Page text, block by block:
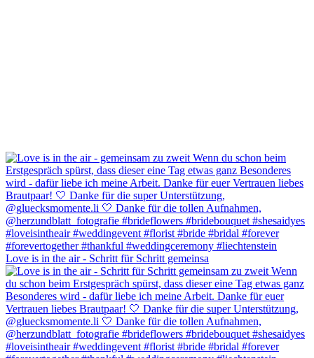
Love is in the air - Schritt für Schritt gemeinsa